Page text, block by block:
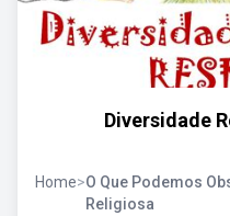
Diversidade
Home>O Que Podemos
Religiosa